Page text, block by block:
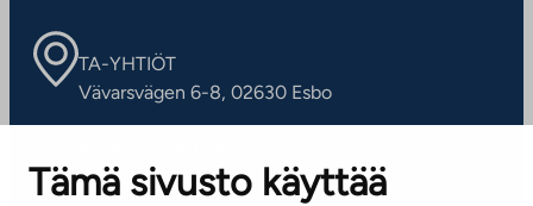
Tämä sivusto käyttää
TA-YHTIÖT
Vävarsvägen 6-8, 02630 Esbo
Kontaktinformation